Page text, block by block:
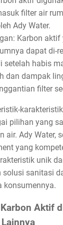
filter air
Ady Water.
Karbon
dapat di-
setelah habis
dan dampak
filter
pilihan yang
air. Ady Water,
yang
unik
solusi sanitasi
konsumennya.
Aktif